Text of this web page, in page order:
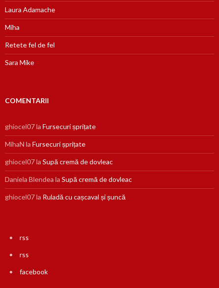
Laura Adamache
Miha
Retete fel de fel
Sara Mike
COMENTARII
ghiocel07la Fursecuri șprițate
MihaN la Fursecuri șprițate
ghiocel07la Supă cremă de dovleac
Daniela Blendea la Supă cremă de dovleac
ghiocel07la Ruladă cu cașcaval și șuncă
rss
rss
facebook